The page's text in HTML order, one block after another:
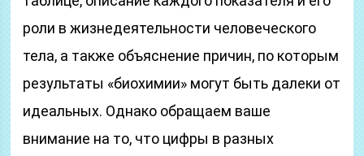
роли в жизнедеятельности человеческого
тела, а также объяснение причин, по которым
результаты «биохимии» могут быть далеки от
идеальных. Однако обращаем ваше
внимание на то, что цифры в разных